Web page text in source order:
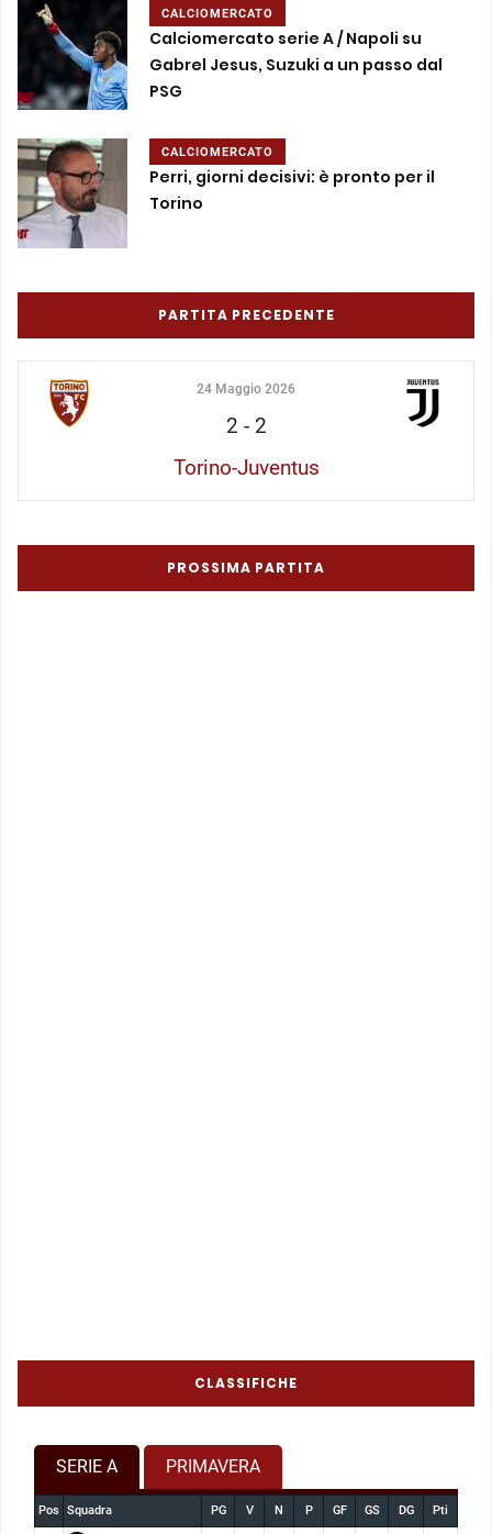
CALCIOMERCATO
Calciomercato serie A / Napoli su
Gabrel Jesus, Suzuki a un passo dal
PSG
CALCIOMERCATO
Perri, giorni decisivi: è pronto per il
Torino
PARTITA PRECEDENTE
24 Maggio 2026
2 - 2
Torino-Juventus
PROSSIMA PARTITA
CLASSIFICHE
SERIE A PRIMAVERA
Pos Squadra PG V N P GF GS DG Pti